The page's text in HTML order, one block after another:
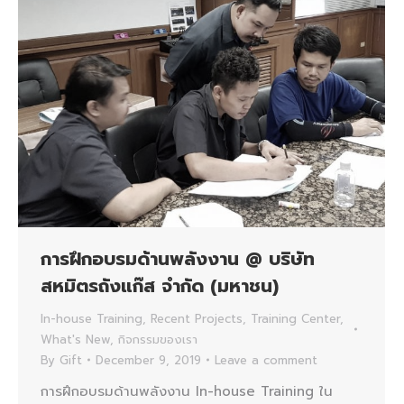
การฝึกอบรมด้านพลังงาน @ บริษัท
สหมิตรถังแก๊ส จำกัด (มหาชน)
In-house Training, Recent Projects, Training Center,
What's New, กิจกรรมของเรา
By Gift December 9, 2019 Leave a comment
การฝึกอบรมด้านพลังงาน In-house Training ใน